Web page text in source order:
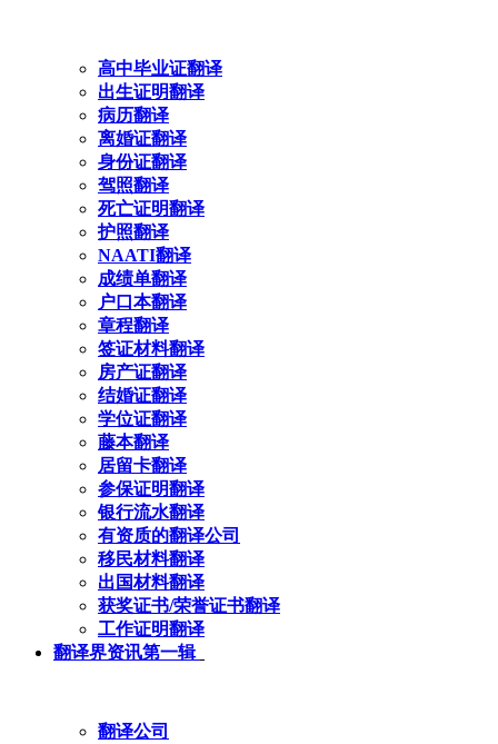
高中毕业证翻译
出生证明翻译
病历翻译
离婚证翻译
身份证翻译
驾照翻译
死亡证明翻译
护照翻译
NAATI翻译
成绩单翻译
户口本翻译
章程翻译
签证材料翻译
房产证翻译
结婚证翻译
学位证翻译
藤本翻译
居留卡翻译
参保证明翻译
银行流水翻译
有资质的翻译公司
移民材料翻译
出国材料翻译
获奖证书/荣誉证书翻译
工作证明翻译
翻译界资讯第一辑
翻译公司